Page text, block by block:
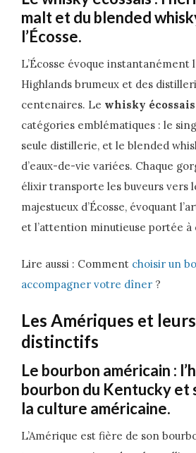
malt et du blended
l’Écosse.
L’Écosse évoque instantanément
Highlands brumeux et des
centenaires. Le whisky écossais
catégories emblématiques : le
seule distillerie, et le blended
d’eaux-de-vie variées. Chaque
élixir transporte les buveurs vers
majestueux d’Écosse, évoquant
et l’attention minutieuse portée à
Lire aussi : Comment choisir un
accompagner votre dîner ?
Les Amériques et
distinctifs
Le bourbon américain :
bourbon du Kentucky et
la culture américaine.
L’Amérique est fière de son